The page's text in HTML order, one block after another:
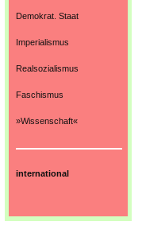
Demokrat. Staat
Imperialismus
Realsozialismus
Faschismus
»Wissenschaft«
international